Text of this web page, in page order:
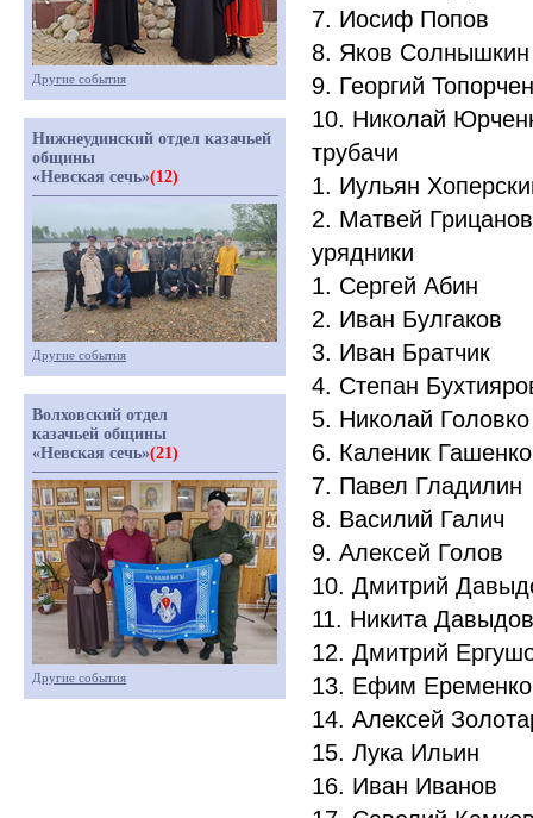
7. Иосиф Попов
8. Яков
9. Георгий
10. Николай
трубачи
1. Иульян
2. Матвей
урядники
1. Сергей Абин
2. Иван Булгаков
3. Иван Братчик
4. Степан
5. Николай
6. Каленик
7. Павел Гладилин
8. Василий Галич
9. Алексей Голов
10. Дмитрий
11. Никита
12. Дмитрий
13. Ефим
14. Алексей
15. Лука Ильин
16. Иван Иванов
Другие события
Нижнеудинский отдел казачьей
общины
«Невская сечь»(12)
Другие события
Волховский отдел
казачьей общины
«Невская сечь»(21)
Другие события